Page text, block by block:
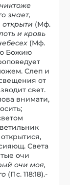
знает,
(Мф.
и кровь
ех (Мф.
Божию
Слеп и
от
свет.
внимати,
Света
очи
очи моя,
(Пс. 118:18).-